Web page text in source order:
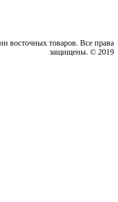
восточных товаров. Все права
защищены. © 2019